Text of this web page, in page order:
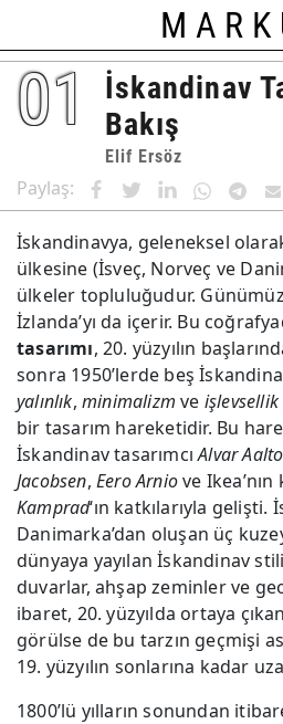
01
İskandinav
Bakış
Elif Ersöz
Paylaş:
İskandinavya, geleneksel
ülkesine (İsveç, Norveç ve
ülkeler topluluğudur.
İzlanda’yı da içerir. Bu
tasarımı, 20. yüzyılın
sonra 1950’lerde beş
yalınlık,minimalizm ve işlevsellik
bir tasarım hareketidir. Bu
İskandinav tasarımcıAlvar Aalto
Jacobsen,Eero Arniove
Kamprad‘ın katkılarıyla gelişti.
Danimarka’dan oluşan üç
dünyaya yayılan İskandinav
duvarlar, ahşap zeminler ve
ibaret, 20. yüzyılda ortaya
görülse de bu tarzın geçmişi
19. yüzyılın sonlarına kadar
1800’lü yılların sonundan